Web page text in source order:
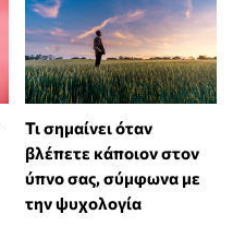
Τι σημαίνει όταν
βλέπετε κάποιον στον
ύπνο σας, σύμφωνα με
την ψυχολογία